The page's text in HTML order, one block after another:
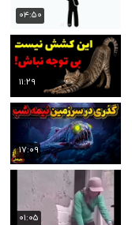
۰۴:۵۰
۱۱:۲۹
۱۷:۰۹
۰۱:۰۵